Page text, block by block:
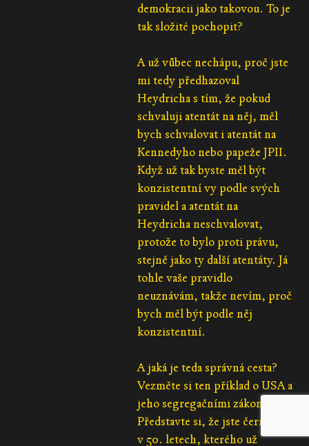
demokracii jako takovou. To je
tak složité pochopit?
A už vůbec nechápu, proč jste
mi tedy předhazoval
Heydricha s tím, že pokud
schvaluji atentát na něj, měl
bych schvalovat i atentát na
Kennedyho nebo papeže JPII.
Když už tak byste měl být
konzistentní vy podle svých
pravidel a atentát na
Heydricha neschvalovat,
protože to bylo proti právu,
stejně jako ty další atentáty. Já
tohle vaše pravidlo
neuznávám, takže nevím, proč
bych měl být podle něj
konzistentní.
A jaká je teda správná cesta?
Vezměte si ten příklad o USA a
jeho segregačními zákony.
Představte si, že jste černoch
v 50. letech, kterého už